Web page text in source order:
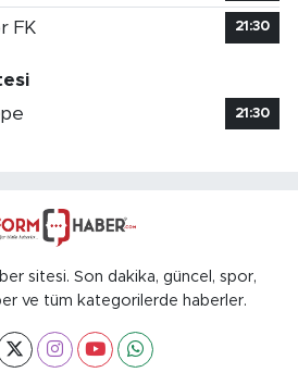
FK 21:30
21:30
sitesi. Son dakika, güncel, spor,
ve tüm kategorilerde haberler.